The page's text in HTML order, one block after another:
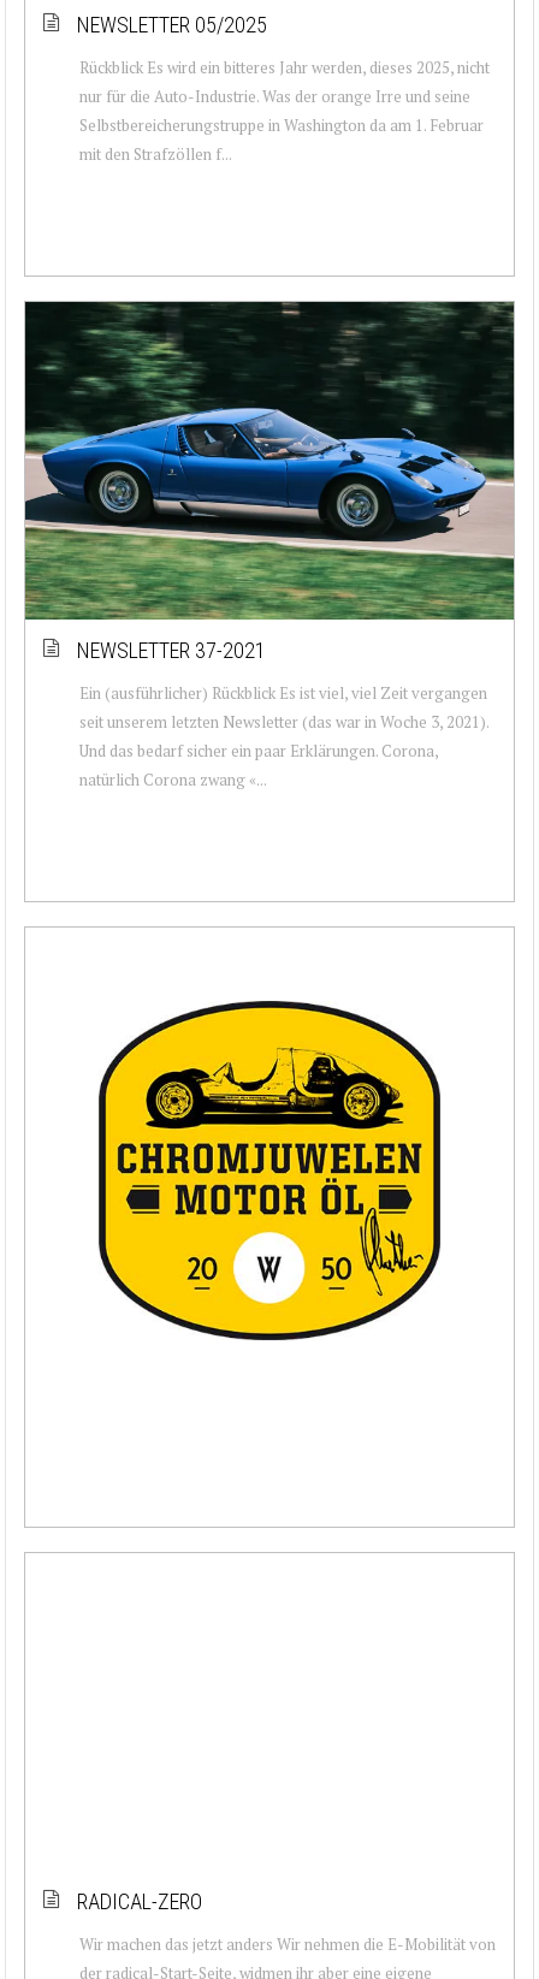
NEWSLETTER 05/2025
Rückblick Es wird ein bitteres Jahr werden, dieses 2025, nicht
nur für die Auto-Industrie. Was der orange Irre und seine
Selbstbereicherungstruppe in Washington da am 1. Februar
mit den Strafzöllen f...
NEWSLETTER 37-2021
Ein (ausführlicher) Rückblick Es ist viel, viel Zeit vergangen
seit unserem letzten Newsletter (das war in Woche 3, 2021).
Und das bedarf sicher ein paar Erklärungen. Corona,
natürlich Corona zwang «...
RADICAL-ZERO
Wir machen das jetzt anders Wir nehmen die E-Mobilität von
der radical-Start-Seite, widmen ihr aber eine eigene